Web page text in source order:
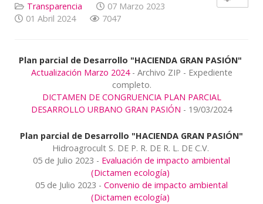
Transparencia
07 Marzo 2023
01 Abril 2024
7047
Plan parcial de Desarrollo "HACIENDA GRAN PASIÓN"
Actualización Marzo 2024- Archivo ZIP - Expediente
completo.
DICTAMEN DE CONGRUENCIA PLAN PARCIAL
DESARROLLO URBANO GRAN PASIÓN - 19/03/2024
Plan parcial de Desarrollo "HACIENDA GRAN PASIÓN"
Hidroagrocult S. DE P. R. DE R. L. DE C.V.
05 de Julio 2023 - Evaluación de impacto ambiental
(Dictamen ecología)
05 de Julio 2023 - Convenio de impacto ambiental
(Dictamen ecología)